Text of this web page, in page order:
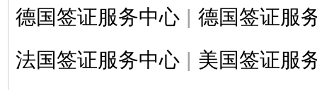
德国签证服务中心 | 德国签证服
法国签证服务中心 | 美国签证服